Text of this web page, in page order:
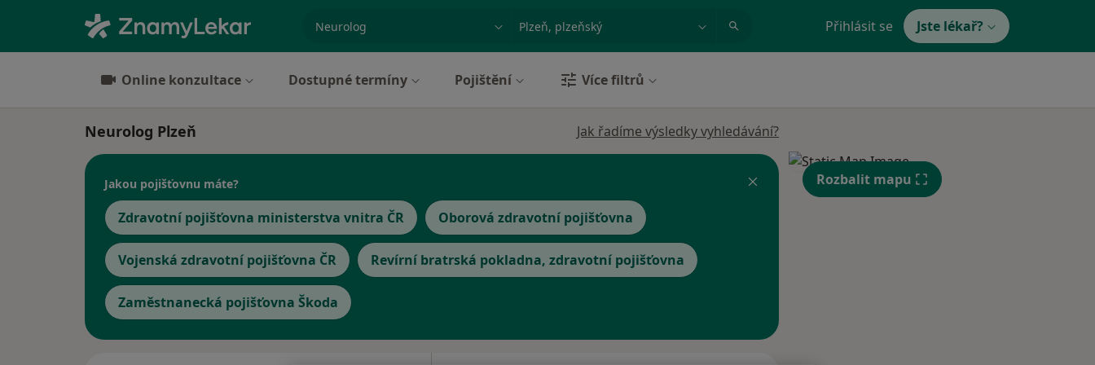
Město nebo region Přihlásit se Jste lékař?
Online konzultace Dostupné termíny Pojištění Více filtrů
Neurolog Plzeň Jak řadíme výsledky vyhledávání?
Jakou pojišťovnu máte?
Zdravotní pojišťovna ministerstva vnitra ČR Oborová zdravotní pojišťovna
Vojenská zdravotní pojišťovna ČR Revírní bratrská pokladna, zdravotní pojišťovna
Zaměstnanecká pojišťovna Škoda
Rozbalit mapu